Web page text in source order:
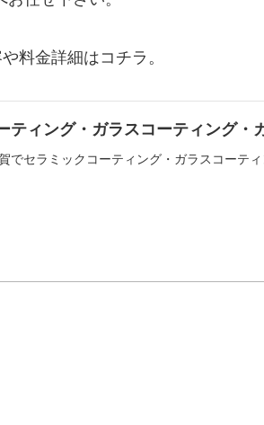
料金詳細はコチラ。
ティング・ガラスコーティング・
でセラミックコーティング・ガラスコーテ